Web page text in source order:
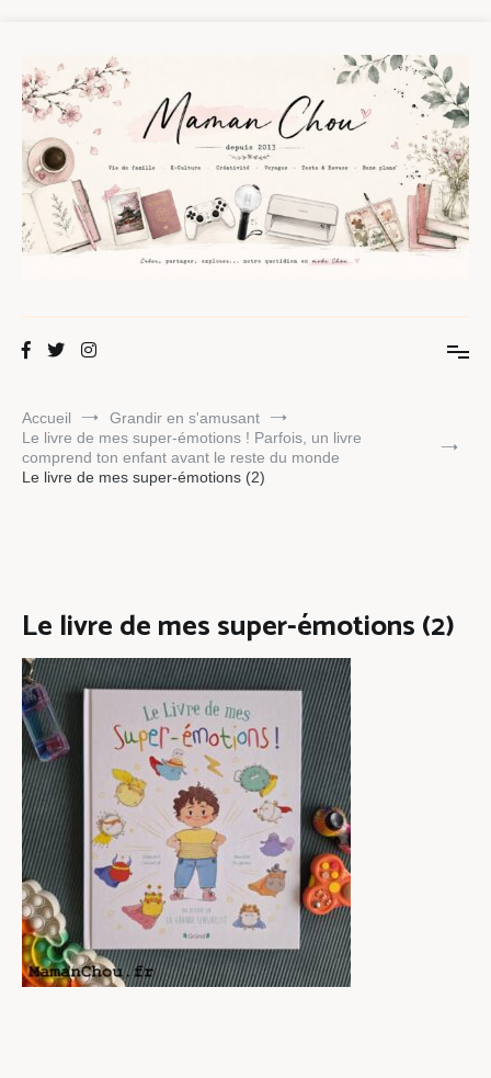
contenu
Maman Chou
Accueil
Grandir en s'amusant
Le livre de mes super-émotions ! Parfois, un livre
comprend ton enfant avant le reste du monde
Le livre de mes super-émotions (2)
Le livre de mes super-émotions (2)